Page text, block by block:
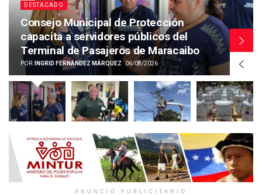
DESTACADO
Consejo Municipal de Protección
capacita a servidores públicos del
Terminal de Pasajeros de Maracaibo
POR: INGRID FERNÁNDEZ MÁRQUEZ 06/08/2026
ANUNCIO PUBLICITARIO